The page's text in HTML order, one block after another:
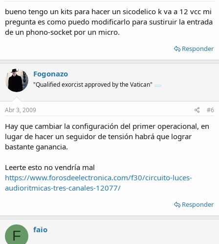
bueno tengo un kits para hacer un sicodelico k va a 12 vcc mi
pregunta es como puedo modificarlo para sustiruir la entrada
de un phono-socket por un micro.
Responder
Fogonazo
"Qualified exorcist approved by the Vatican"
Abr 3, 2009 #6
Hay que cambiar la configuración del primer operacional, en
lugar de hacer un seguidor de tensión habrá que lograr
bastante ganancia.
Leerte esto no vendría mal
https://www.forosdeelectronica.com/f30/circuito-luces-
audioritmicas-tres-canales-12077/
Responder
F faio